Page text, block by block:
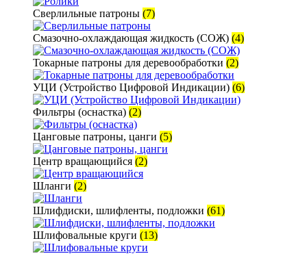
Сверлильные патроны (7)
Смазочно-охлаждающая жидкость (СОЖ) (4)
Токарные патроны для деревообработки (2)
УЦИ (Устройство Цифровой Индикации) (6)
Фильтры (оснастка) (2)
Цанговые патроны, цанги (5)
Центр вращающийся (2)
Шланги (2)
Шлифдиски, шлифленты, подложки (61)
Шлифовальные круги (13)